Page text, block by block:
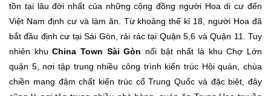
tồn tại lâu đời nhất của những cộng đồng người Hoa di cư đến
Việt Nam định cư và làm ăn. Từ khoảng thế kỉ 18, người Hoa đã
bắt đầu định cư tại Sài Gòn, rải rác tại Quận 5,6 và Quận 11. Tuy
nhiên khuChina Town Sài Gòn nổi bật nhất là khu Chợ Lớn
quận 5, nơi tập trung nhiều công trình kiến trúc Hội quán, chùa
chiền mang đậm chất kiến trúc cổ Trung Quốc và đặc biệt, đây